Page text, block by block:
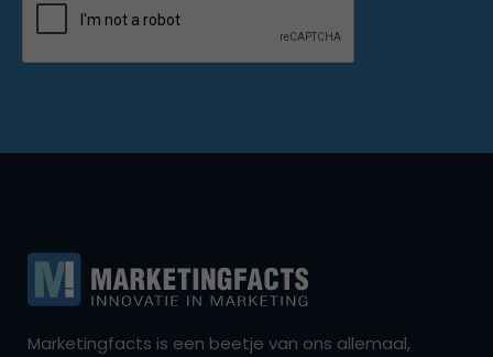
Marketingfacts is een beetje van ons allemaal,